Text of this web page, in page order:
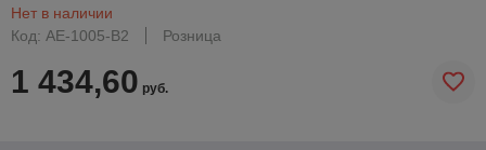
Нет в наличии
Код: AE-1005-B2
Розница
1 434,60 руб.